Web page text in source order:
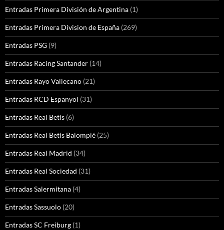
Entradas Primera División de Argentina (1)
Entradas Primera Division de España (269)
Entradas PSG (9)
Entradas Racing Santander (14)
Entradas Rayo Vallecano (21)
Entradas RCD Espanyol (31)
Entradas Real Betis (6)
Entradas Real Betis Balompié (25)
Entradas Real Madrid (34)
Entradas Real Sociedad (31)
Entradas Salermitana (4)
Entradas Sassuolo (20)
Entradas SC Freiburg (1)